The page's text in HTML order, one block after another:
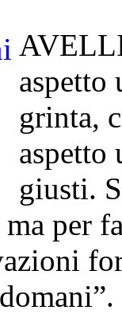
aspetto
grinta,
aspetto
giusti.
per